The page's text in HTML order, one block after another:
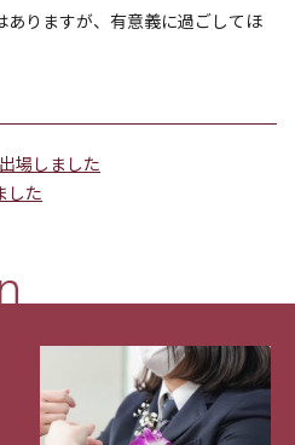
りますが、有意義に過ごしてほ
場しました
した